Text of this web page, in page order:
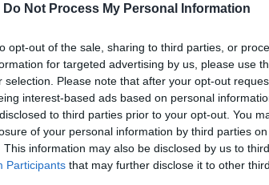
Do Not Process My Personal Information
opt-out of the sale, sharing to third parties, or
for targeted advertising by us, please use
selection. Please note that after your opt-out
interest-based ads based on personal
to third parties prior to your opt-out. You
of your personal information by third parties on
This information may also be disclosed by us to
Participants that may further disclose it to other
Previous Article
Κερδίστε
προσκλήσεις για την
θεατρική
DIY